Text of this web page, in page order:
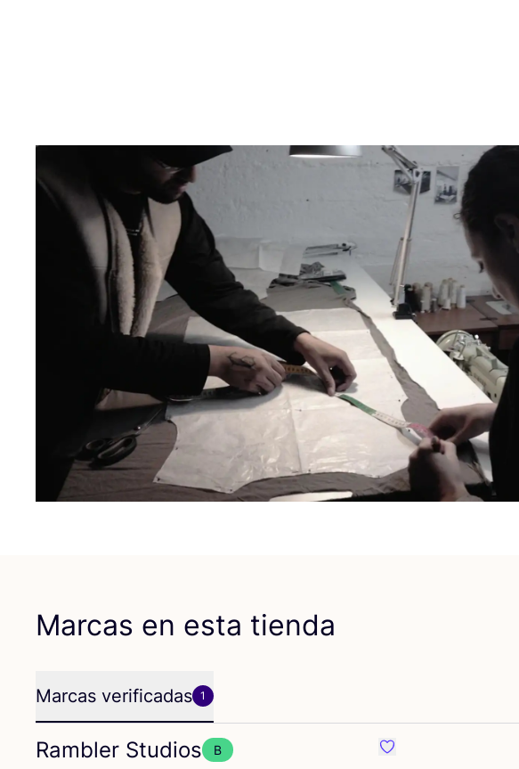
Marcas en esta tienda
Marcas verificadas 1
Rambler Studios
B
Favoritos {nombre}